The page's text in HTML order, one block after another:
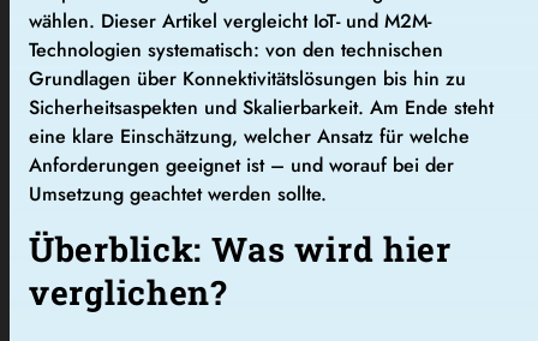
wählen. Dieser Artikel vergleicht IoT- und M2M-
Technologien systematisch: von den technischen
Grundlagen über Konnektivitätslösungen bis hin zu
Sicherheitsaspekten und Skalierbarkeit. Am Ende steht
eine klare Einschätzung, welcher Ansatz für welche
Anforderungen geeignet ist – und worauf bei der
Umsetzung geachtet werden sollte.
Überblick: Was wird hier
verglichen?